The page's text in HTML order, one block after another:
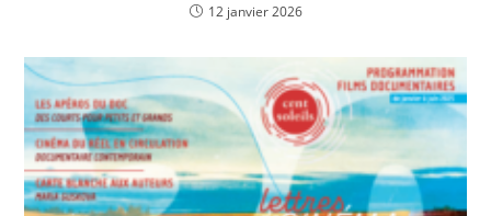
12 janvier 2026